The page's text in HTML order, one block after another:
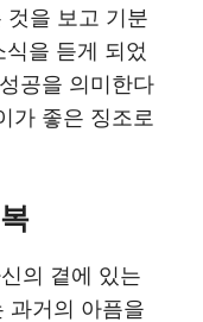
것을 보고 기분
을 듣게 되었
공을 의미한다
가 좋은 징조로
의 곁에 있는
과거의 아픔을